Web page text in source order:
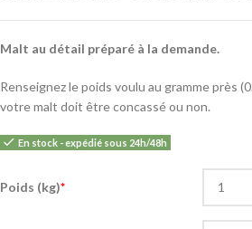
Malt au détail préparé à la demande.
Renseignez le poids voulu au gramme près
votre malt doit être concassé ou non.
En stock - expédié sous 24h/48h
Poids (kg)*